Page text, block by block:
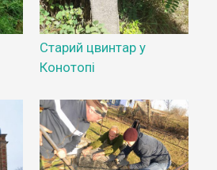
Старий цвинтар у
Конотопі